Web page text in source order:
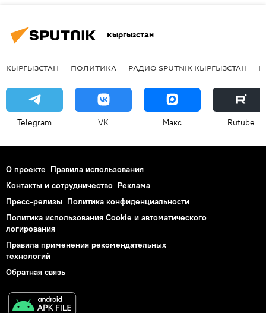
Кыргызстан
КЫРГЫЗСТАН ПОЛИТИКА РАДИО SPUTNIK КЫРГЫЗСТАН
Telegram VK Макс Rutube
О проекте Правила использования
Контакты и сотрудничество Реклама
Пресс-релизы Политика конфиденциальности
Политика использования Cookie и автоматического
логирования
Правила применения рекомендательных
технологий
Обратная связь